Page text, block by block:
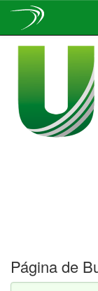
Página de